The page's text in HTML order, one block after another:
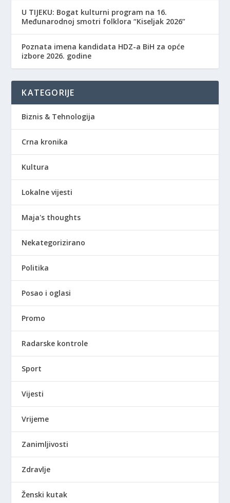
​U TIJEKU: Bogat kulturni program na 16.
Međunarodnoj smotri folklora “Kiseljak 2026”
Poznata imena kandidata HDZ-a BiH za opće
izbore 2026. godine
KATEGORIJE
Biznis & Tehnologija
Crna kronika
Kultura
Lokalne vijesti
Maja's thoughts
Nekategorizirano
Politika
Posao i oglasi
Promo
Radarske kontrole
Sport
Vijesti
Vrijeme
Zanimljivosti
Zdravlje
Ženski kutak